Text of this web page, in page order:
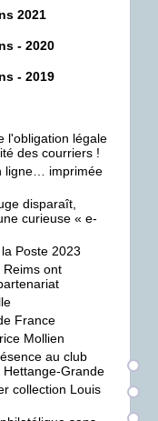
2021
- 2020
- 2019
l'obligation légale
des courriers !
ligne… imprimée
disparaît,
curieuse « e-
Poste 2023
Reims ont
France
Mollien
au club
Hettange-Grande
collection Louis